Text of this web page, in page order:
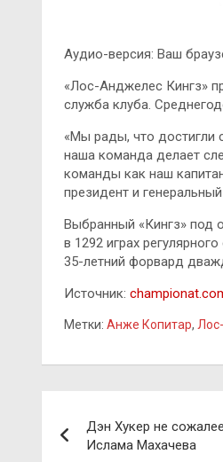
Аудио-версия: Ваш
«Лос-Анджелес Кингз»
служба клуба.
«Мы рады, что достигли
наша команда делает
команды как наш
президент и
Выбранный «Кингз» под
в 1292 играх
35-летний форвард
Источник:
Метки: Анже Копитар,
по
Дэн Хукер не
Ислама Махачева